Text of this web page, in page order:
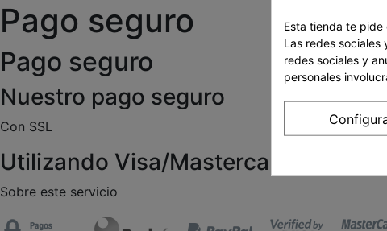
Pago seguro
Pago seguro
Nuestro pago seguro
Con SSL
Utilizando Visa/Mastercard/Paypal
Sobre este servicio
Esta tienda te
Las redes
redes sociales y
personales